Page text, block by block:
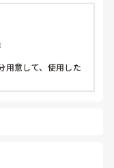
最後まとめて汚物処
か？と疑問抱いて
カバーする等対策
ますか？
用意して、使用した